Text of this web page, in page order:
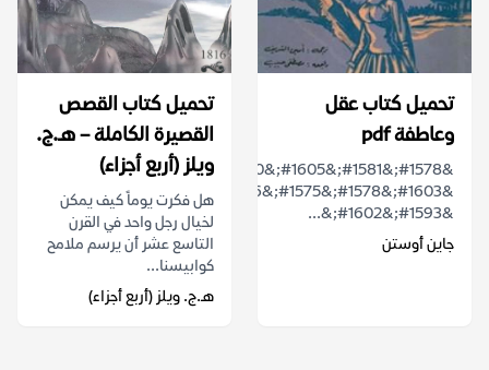
تحميل كتاب عقل
وعاطفة pdf
&#1578;&#1581;&#1605;&#1610;&#1604;
&#1593;&#1602;&...
جاين أوستن
تحميل كتاب القصص
القصيرة الكاملة – هـ.ج.
ويلز (أربع أجزاء)
هل فكرت يوماً كيف يمكن
لخيال رجل واحد في القرن
التاسع عشر أن يرسم ملامح
كوابيسنا...
هـ.ج. ويلز (أربع أجزاء)